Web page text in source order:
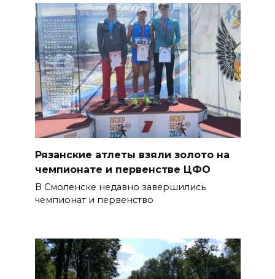
Рязанские атлеты взяли золото на
чемпионате и первенстве ЦФО
В Смоленске недавно завершились
чемпионат и первенство